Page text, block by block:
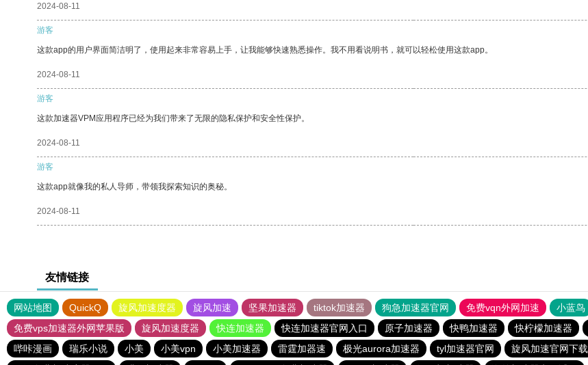
2024-08-11
游客
这款app的用户界面简洁明了，使用起来非常容易上手，让我能够快速熟悉操作。我不用看说明书，就可以轻松使用这款app。
2024-08-11
游客
这款加速器VPM应用程序已经为我们带来了无限的隐私保护和安全性保护。
2024-08-11
游客
这款app就像我的私人导师，带领我探索知识的奥秘。
2024-08-11
友情链接
网站地图 QuickQ 旋风加速度器 旋风加速 坚果加速器 tiktok加速器 狗急加速器官网 免费vqn外网加速 小蓝鸟
免费vps加速器外网苹果版
旋风加速度器 快连加速器 快连加速器官网入口 原子加速器 快鸭加速器 快柠檬加速器
哔咔漫画
瑞乐小说 小美 小美vpn 小美加速器 雷霆加器速 极光aurora加速器 tyl加速器官网 旋风加速官网下载